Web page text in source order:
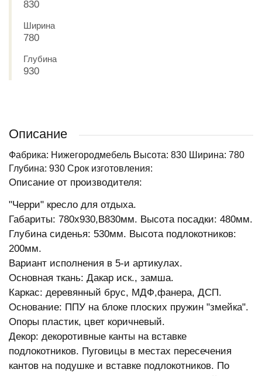
830
Ширина
780
Глубина
930
Описание
Фабрика: Нижегородмебель Высота: 830 Ширина: 780
Глубина: 930 Срок изготовления:
Описание от производителя:
"Черри" кресло для отдыха.
Габариты: 780х930,В830мм. Высота посадки: 480мм.
Глубина сиденья: 530мм. Высота подлокотников:
200мм.
Вариант исполнения в 5-и артикулах.
Основная ткань: Дакар иск., замша.
Каркас: деревянный брус, МДФ,фанера, ДСП.
Основание: ППУ на блоке плоских пружин "змейка".
Опоры пластик, цвет коричневый.
Декор: декоротивные канты на вставке
подлокотников. Пуговицы в местах пересечения
кантов на подушке и вставке подлокотников. По